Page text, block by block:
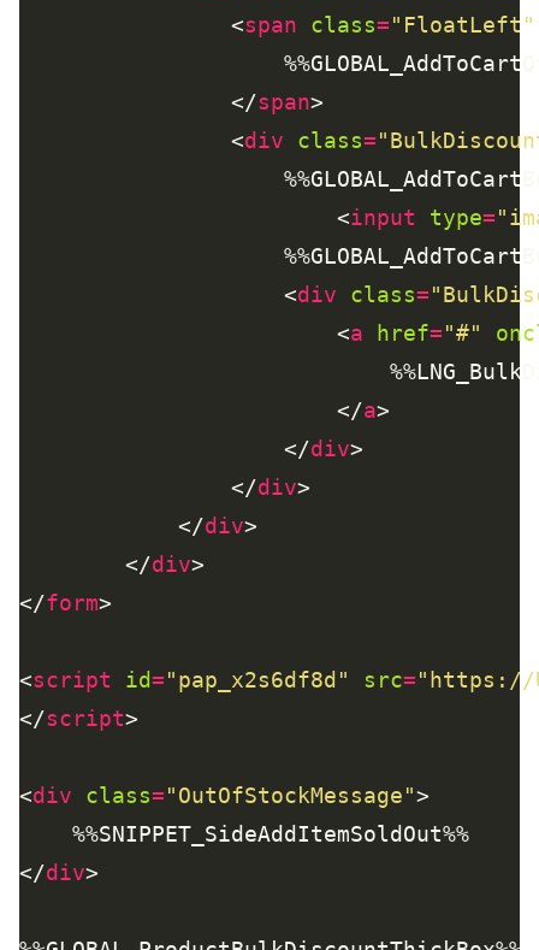
				<
span class="FloatLeft"
				</
span
				<
div class=
						<
input type=
					<
div class=
						<
a href="#"
						</
a
					</
div
				</
div
			</
div
		</
div
</form
<script id="pap_x2s6df8d" src="https://
</script
<div class="OutOfStockMessage"
</div